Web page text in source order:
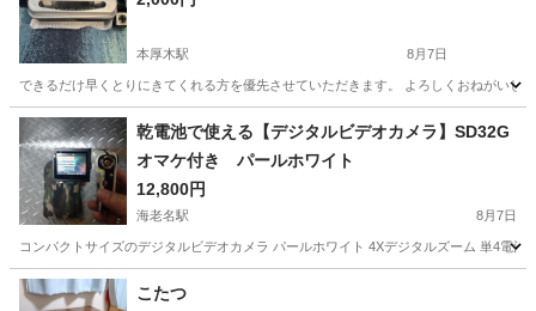
本厚木駅 8月7日
できるだけ早くとりにきてくれる方を優先させていただきます。 よろしくおねがいし
神奈川 厚木市 本厚木駅 キッチン家電
乾電池で使える【デジタルビデオカメラ】SD32G
オマケ付き パールホワイト
12,800円
海老名駅 8月7日
コンパクトサイズのデジタルビデオカメラ パールホワイト 4Xデジタルズーム 単4電
神奈川 海老名市こたつ